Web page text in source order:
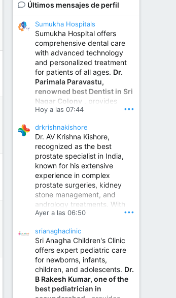
Últimos mensajes de perfil
Sumukha Hospitals
Sumukha Hospital offers
comprehensive dental care
with advanced technology
and personalized treatment
for patients of all ages. Dr.
Parimala Paravastu,
renowned best Dentist in Sri
Nagar Colony , provides
expert care for tooth pain,
treatment, dental implants,
smile designing, cosmetic
dentistry.
Sumukha Hospital | Ear, Nose & Throat, Dental & Maxillofacial Surgery Center
www.sumukhahospitals.co
m
Hoy a las 07:44 •••
drkrishnakishore
Dr. AV Krishna Kishore,
recognized as the best
prostate specialist in India,
known for his extensive
experience in complex
prostate surgeries, kidney
stone management, and
andrology treatments. With
years of surgical practice and
invasive and robotic
techniques.
Best Urologist in Vijayawada | Urology Specialist in Vijayawada
Dr. A. V. Krishna Kishore,
the Best Urologist...
Ayer a las 06:50 •••
srianaghaclinic
Sri Anagha Children's Clinic
offers expert pediatric care
for newborns, infants,
children, and adolescents. Dr.
B Rakesh Kumar, one of the
best pediatrician in